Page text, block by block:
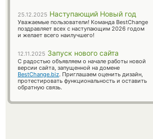
25.12.2025 Наступающий Новый год
Уважаемые пользователи! Команда BestChange
поздравляет всех с наступающим 2026 годом
и желает всего наилучшего!
12.11.2025 Запуск нового сайта
С радостью объявляем о начале работы новой
версии сайта, запущенной на домене
BestChange.biz. Приглашаем оценить дизайн,
протестировать функциональность и оставить
обратную связь.